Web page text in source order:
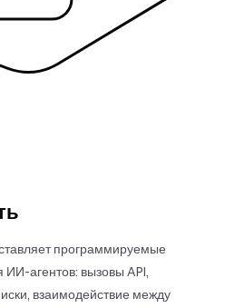
программируемые
агентов: вызовы API,
взаимодействие между